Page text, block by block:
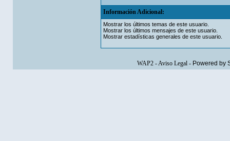
Información Adicional:
Mostrar los últimos temas de este usuario.
Mostrar los últimos mensajes de este usuario.
Mostrar estadísticas generales de este usuario.
WAP2-Aviso Legal- Powered by